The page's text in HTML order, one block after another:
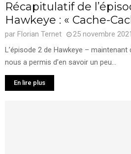
Récapitulatif de
Hawkeye : « Cache-
par Florian Ternet
25 novembre 2021
L’épisode 2 de Hawkeye –
nous a permis d’en savoir un peu...
En lire plus